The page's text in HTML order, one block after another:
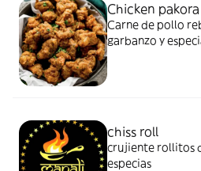
Chicken pakora
Carne de pollo
garbanzo y
chiss roll
crujiente rollitos
especias